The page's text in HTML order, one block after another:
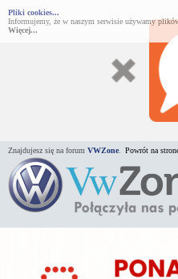
Pliki cookies...
Informujemy, że w naszym serwisie używamy
Więcej...
Znajdujesz się na forum VWZone Powrót na